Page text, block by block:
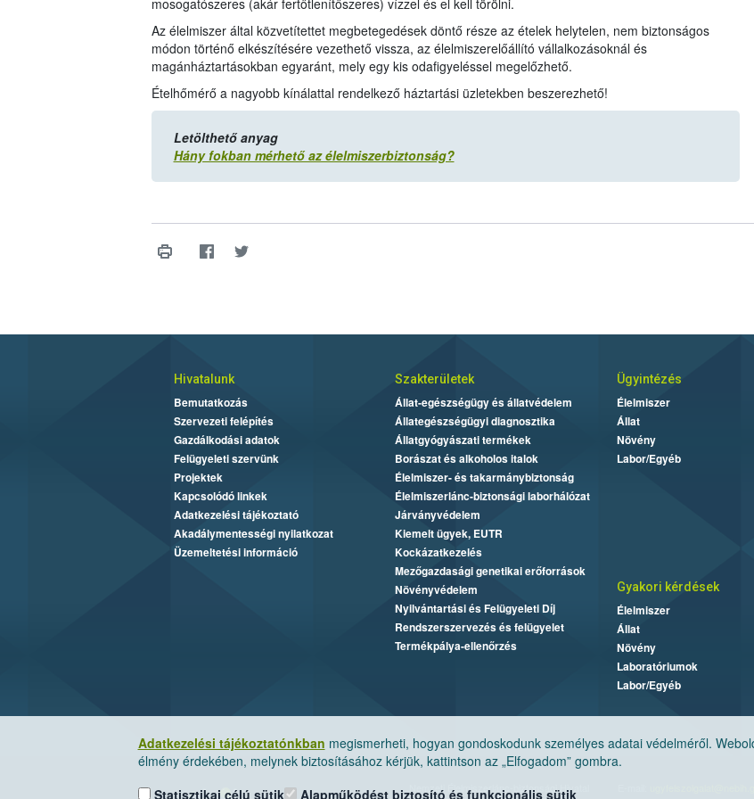
mosogatószeres (akár fertőtlenítőszeres) vízzel és el kell törölni.
Az élelmiszer által közvetítettet megbetegedések döntő része az ételek helytelen, nem biztonságos
módon történő elkészítésére vezethető vissza, az élelmiszerelőállító vállalkozásoknál és
magánháztartásokban egyaránt, mely egy kis odafigyeléssel megelőzhető.
Ételhőmérő a nagyobb kínálattal rendelkező háztartási üzletekben beszerezhető!
Letölthető anyag
Hány fokban mérhető az élelmiszerbiztonság?
Adatkezelési tájékoztatónkban megismerheti, hogyan gondoskodunk személyes adatai védelméről.
élmény érdekében, melynek biztosításához kérjük, kattintson az „Elfogadom” gombra.
Statisztikai célú sütik
Alapműködést biztosító és funkcionális sütik
Hivatalunk
Bemutatkozás
Szervezeti felépítés
Gazdálkodási adatok
Felügyeleti szervünk
Projektek
Kapcsolódó linkek
Adatkezelési tájékoztató
Akadálymentességi nyilatkozat
Üzemeltetési információ
Szakterületek
Állat-egészségügy és állatvédelem
Állategészségügyi diagnosztika
Állatgyógyászati termékek
Borászat és alkoholos italok
Élelmiszer- és takarmánybiztonság
Élelmiszerlánc-biztonsági laborhálózat
Járványvédelem
Kiemelt ügyek, EUTR
Kockázatkezelés
Mezőgazdasági genetikai erőforrások
Növényvédelem
Nyilvántartási és Felügyeleti Díj
Rendszerszervezés és felügyelet
Termékpálya-ellenőrzés
Ügyintézés
Élelmiszer
Állat
Növény
Labor/Egyéb
Gyakori kérdések
Élelmiszer
Állat
Növény
Laboratóriumok
Labor/Egyéb
Nemzeti Élelmiszerlánc-biztonsági Hivatal